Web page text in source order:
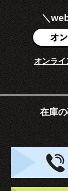
＼
オンライ
在庫